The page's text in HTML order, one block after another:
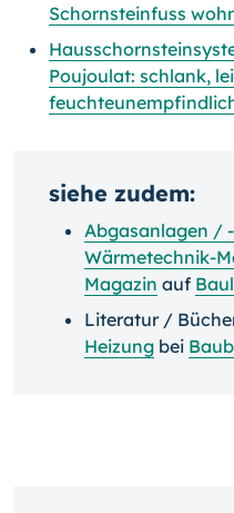
Schornsteinfuss
Poujoulat: schlank,
siehe zudem:
Abgasanlagen /
Wärmetechnik-
Magazin auf
Literatur /
Heizung bei